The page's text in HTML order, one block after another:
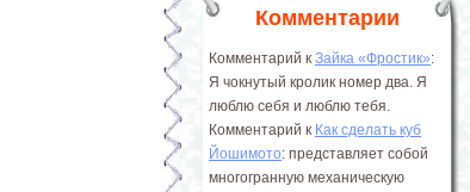
Комментарии
Комментарий к Зайка «Фростик»:
Я чокнутый кролик номер два. Я
люблю себя и люблю тебя.
Комментарий к Как сделать куб
Йошимото: представляет собой
многогранную механическую